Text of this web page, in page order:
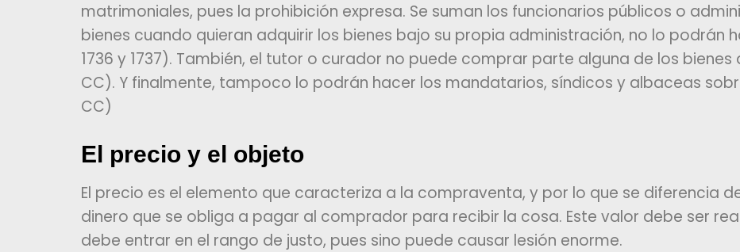
matrimoniales, pues la prohibición expresa. Se suman los funcionarios públicos o
bienes cuando quieran adquirir los bienes bajo su propia administración, no lo podrán
1736 y 1737). También, el tutor o curador no puede comprar parte alguna de los
CC). Y finalmente, tampoco lo podrán hacer los mandatarios, síndicos y albaceas
CC)
El precio y el objeto
El precio es el elemento que caracteriza a la compraventa, y por lo que se diferencia
dinero que se obliga a pagar al comprador para recibir la cosa. Este valor debe ser
debe entrar en el rango de justo, pues sino puede causar lesión enorme.